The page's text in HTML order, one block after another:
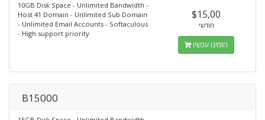
10GB Disk Space - Unlimited Bandwidth -
Host 41 Domain - Unlimited Sub Domain
- Unlimited Email Accounts - Softaculous
- High support priority
$15,00
חודשי
הזמינו עכשיו
B15000